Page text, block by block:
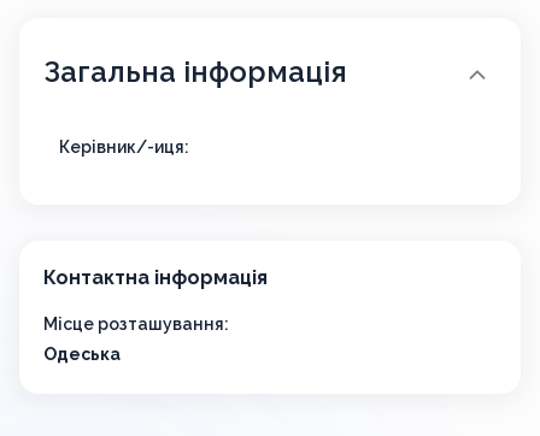
Загальна інформація
Керівник/-иця:
Контактна інформація
Місце розташування:
Одеська